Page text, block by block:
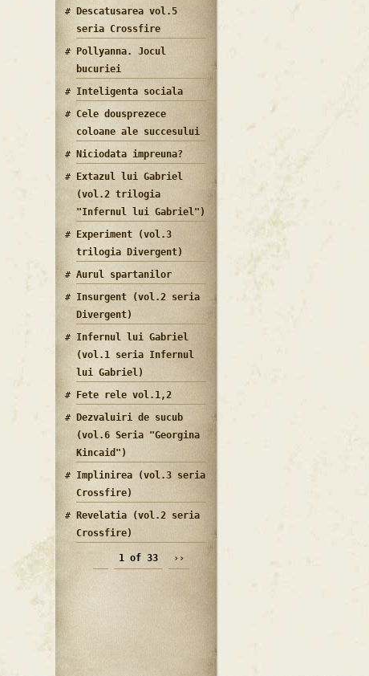
Descatusarea vol.5
seria Crossfire
Pollyanna. Jocul
bucuriei
Inteligenta sociala
Cele dousprezece
coloane ale succesului
Niciodata impreuna?
Extazul lui Gabriel
(vol.2 trilogia
"Infernul lui Gabriel")
Experiment (vol.3
trilogia Divergent)
Aurul spartanilor
Insurgent (vol.2 seria
Divergent)
Infernul lui Gabriel
(vol.1 seria Infernul
lui Gabriel)
Fete rele vol.1,2
Dezvaluiri de sucub
(vol.6 Seria "Georgina
Kincaid")
Implinirea (vol.3 seria
Crossfire)
Revelatia (vol.2 seria
Crossfire)
1 of 33 ››